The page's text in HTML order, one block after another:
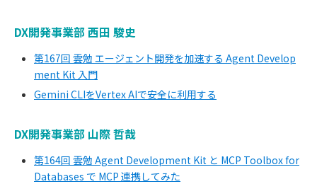
DX開発事業部 西田 駿史
第167回 雲勉 エージェント開発を加速する Agent Develop
ment Kit 入門
Gemini CLIをVertex AIで安全に利用する
DX開発事業部 山際 哲哉
第164回 雲勉 Agent Development Kit と MCP Toolbox for
Databases で MCP 連携してみた